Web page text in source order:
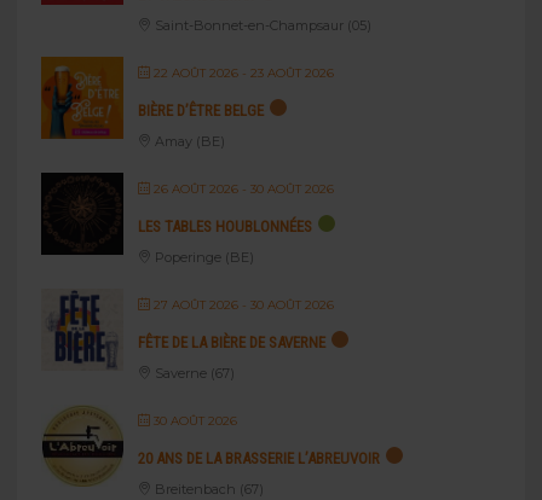
Saint-Bonnet-en-Champsaur (05)
22 AOÛT 2026- 23 AOÛT 2026
BIÈRE D’ÊTRE BELGE
Amay (BE)
26 AOÛT 2026- 30 AOÛT 2026
LES TABLES HOUBLONNÉES
Poperinge (BE)
27 AOÛT 2026- 30 AOÛT 2026
FÊTE DE LA BIÈRE DE SAVERNE
Saverne (67)
30 AOÛT 2026
20 ANS DE LA BRASSERIE L’ABREUVOIR
Breitenbach (67)